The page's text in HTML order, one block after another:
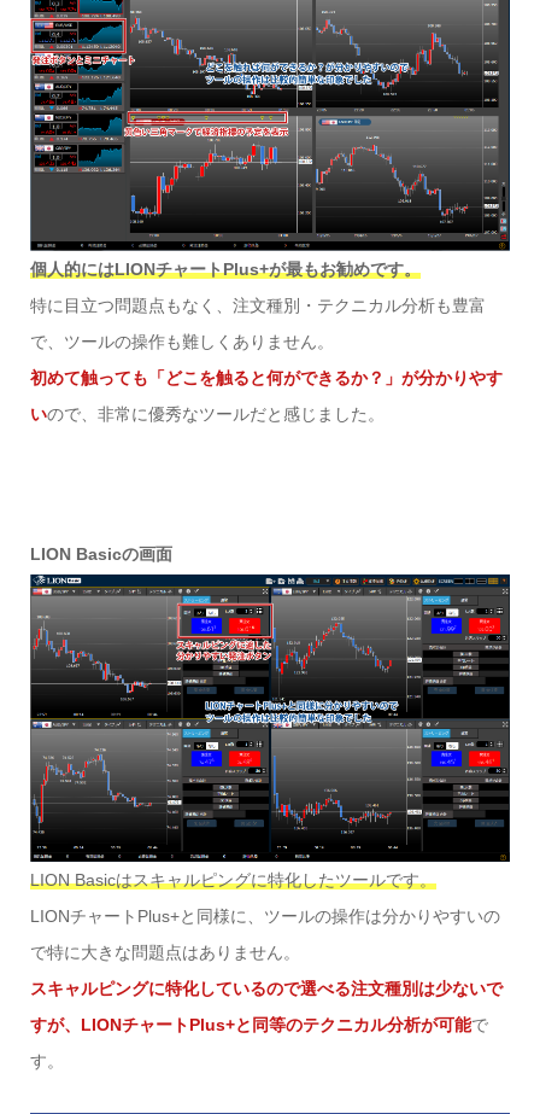
個人的にはLIONチャートPlus+が最もお勧めです。
特に目立つ問題点もなく、注文種別・テクニカル分析も豊富
で、ツールの操作も難しくありません。
初めて触っても「どこを触ると何ができるか？」が分かりやす
いので、非常に優秀なツールだと感じました。
LION Basicの画面
LION Basicはスキャルピングに特化したツールです。
LIONチャートPlus+と同様に、ツールの操作は分かりやすいの
で特に大きな問題点はありません。
スキャルピングに特化しているので選べる注文種別は少ないで
すが、LIONチャートPlus+と同等のテクニカル分析が可能で
す。